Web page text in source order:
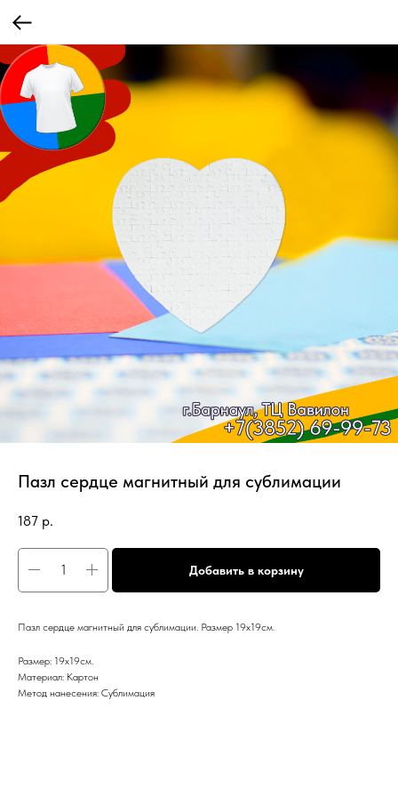
Пазл сердце магнитный для сублимации
187 р.
Добавить в корзину
Пазл сердце магнитный для сублимации. Размер 19х19см.
Размер: 19х19см.
Материал: Картон
Метод нанесения: Сублимация